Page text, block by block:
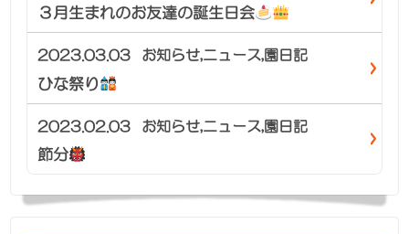
３月生まれのお友達の誕生日会
2023.03.03 お知らせ,ニュース,園日記
ひな祭り
2023.02.03 お知らせ,ニュース,園日記
節分